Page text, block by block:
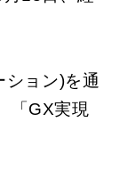
ョン)を通
「GX実現